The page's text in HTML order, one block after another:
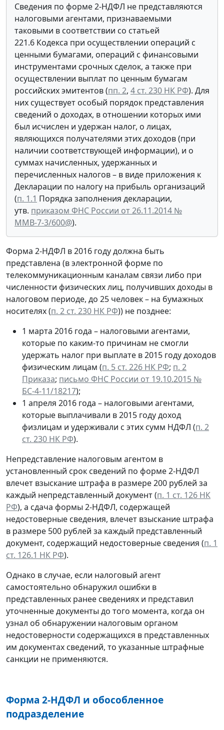
Сведения по форме 2-НДФЛ не представляются
налоговыми агентами, признаваемыми
таковыми в соответствии со статьей
221.6 Кодекса при осуществлении операций с
ценными бумагами, операций с финансовыми
инструментами срочных сделок, а также при
осуществлении выплат по ценным бумагам
российских эмитентов (пп. 2, 4 ст. 230 НК РФ). Для
них существует особый порядок представления
сведений о доходах, в отношении которых ими
был исчислен и удержан налог, о лицах,
являющихся получателями этих доходов (при
наличии соответствующей информации), и о
суммах начисленных, удержанных и
перечисленных налогов – в виде приложения к
Декларации по налогу на прибыль организаций
(п. 1.1 Порядка заполнения декларации,
утв. приказом ФНС России от 26.11.2014 №
ММВ-7-3/600@).
Форма 2-НДФЛ в 2016 году должна быть
представлена (в электронной форме по
телекоммуникационным каналам связи либо при
численности физических лиц, получивших доходы в
налоговом периоде, до 25 человек – на бумажных
носителях (п. 2 ст. 230 НК РФ)) не позднее:
1 марта 2016 года – налоговыми агентами,
которые по каким-то причинам не смогли
удержать налог при выплате в 2015 году доходов
физическим лицам (п. 5 ст. 226 НК РФ; п. 2
Приказа; письмо ФНС России от 19.10.2015 №
БС-4-11/18217);
1 апреля 2016 года – налоговыми агентами,
которые выплачивали в 2015 году доход
физлицам и удерживали с этих сумм НДФЛ (п. 2
ст. 230 НК РФ).
Непредставление налоговым агентом в
установленный срок сведений по форме 2-НДФЛ
влечет взыскание штрафа в размере 200 рублей за
каждый непредставленный документ (п. 1 ст. 126 НК
РФ), а сдача формы 2-НДФЛ, содержащей
недостоверные сведения, влечет взыскание штрафа
в размере 500 рублей за каждый представленный
документ, содержащий недостоверные сведения (п. 1
ст. 126.1 НК РФ).
Однако в случае, если налоговый агент
самостоятельно обнаружил ошибки в
представленных ранее сведениях и представил
уточненные документы до того момента, когда он
узнал об обнаружении налоговым органом
недостоверности содержащихся в представленных
им документах сведений, то указанные штрафные
санкции не применяются.
Форма 2-НДФЛ и обособленное
подразделение